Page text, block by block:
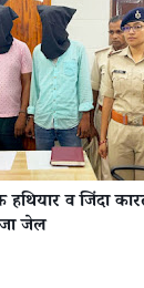
व जिंदा
जेल